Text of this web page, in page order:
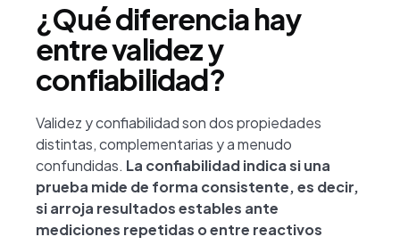
¿Qué diferencia hay
entre validez y
confiabilidad?
Validez y confiabilidad son dos propiedades
distintas, complementarias y a menudo
confundidas. La confiabilidad indica si una
prueba mide de forma consistente, es decir,
si arroja resultados estables ante
mediciones repetidas o entre reactivos